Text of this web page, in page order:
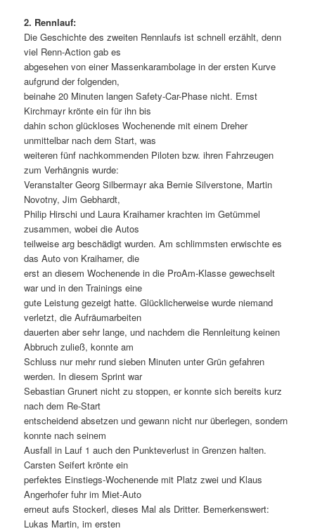
2. Rennlauf:
Die Geschichte des zweiten Rennlaufs ist schnell erzählt, denn
viel Renn-Action gab es 
abgesehen von einer Massenkarambolage in der ersten Kurve 
aufgrund der folgenden,
beinahe 20 Minuten langen Safety-Car-Phase nicht. Ernst
Kirchmayr krönte ein für ihn bis
dahin schon glückloses Wochenende mit einem Dreher
unmittelbar nach dem Start, was
weiteren fünf nachkommenden Piloten bzw. ihren Fahrzeugen
zum Verhängnis wurde:
Veranstalter Georg Silbermayr aka Bernie Silverstone, Martin
Novotny, Jim Gebhardt,
Philip Hirschi und Laura Kraihamer krachten im Getümmel
zusammen, wobei die Autos
teilweise arg beschädigt wurden. Am schlimmsten erwischte es
das Auto von Kraihamer, die
erst an diesem Wochenende in die ProAm-Klasse gewechselt
war und in den Trainings eine
gute Leistung gezeigt hatte. Glücklicherweise wurde niemand
verletzt, die Aufräumarbeiten
dauerten aber sehr lange, und nachdem die Rennleitung keinen
Abbruch zuließ, konnte am
Schluss nur mehr rund sieben Minuten unter Grün gefahren
werden. In diesem Sprint war
Sebastian Grunert nicht zu stoppen, er konnte sich bereits kurz
nach dem Re-Start
entscheidend absetzen und gewann nicht nur überlegen, sondern
konnte nach seinem
Ausfall in Lauf 1 auch den Punkteverlust in Grenzen halten.
Carsten Seifert krönte ein
perfektes Einstiegs-Wochenende mit Platz zwei und Klaus
Angerhofer fuhr im Miet-Auto
erneut aufs Stockerl, dieses Mal als Dritter. Bemerkenswert:
Lukas Martin, im ersten